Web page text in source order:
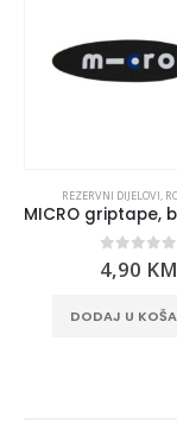
REZERVNI DIJELOVI,
0 out of
4,90 KM
DODAJ U